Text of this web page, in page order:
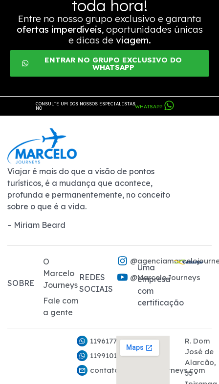
toda hora!
Entre no nosso grupo exclusivo e garanta
ofertas imperdíveis, oportunidades únicas
e dicas de viagem.
ENTRAR NO GRUPO EXCLUSIVO DO
WHATSAPP
CONSULTE UM DOS NOSSOS ESPECIALISTAS
NO
WHATSAPP
Viajar é mais do que a visão de pontos
turísticos, é a mudança que acontece,
profunda e permanentemente, no conceito
sobre o que é a vida.
– Miriam Beard
SOBRE
O
Marcelo
Journeys
Fale com
a gente
REDES
SOCIAIS
@MarceloJourneys
Uma
empresa
com
certificação
11961776282
11991011927
contato@marcelojourneys.com
R. Dom
José de
Alarcão,
55 -